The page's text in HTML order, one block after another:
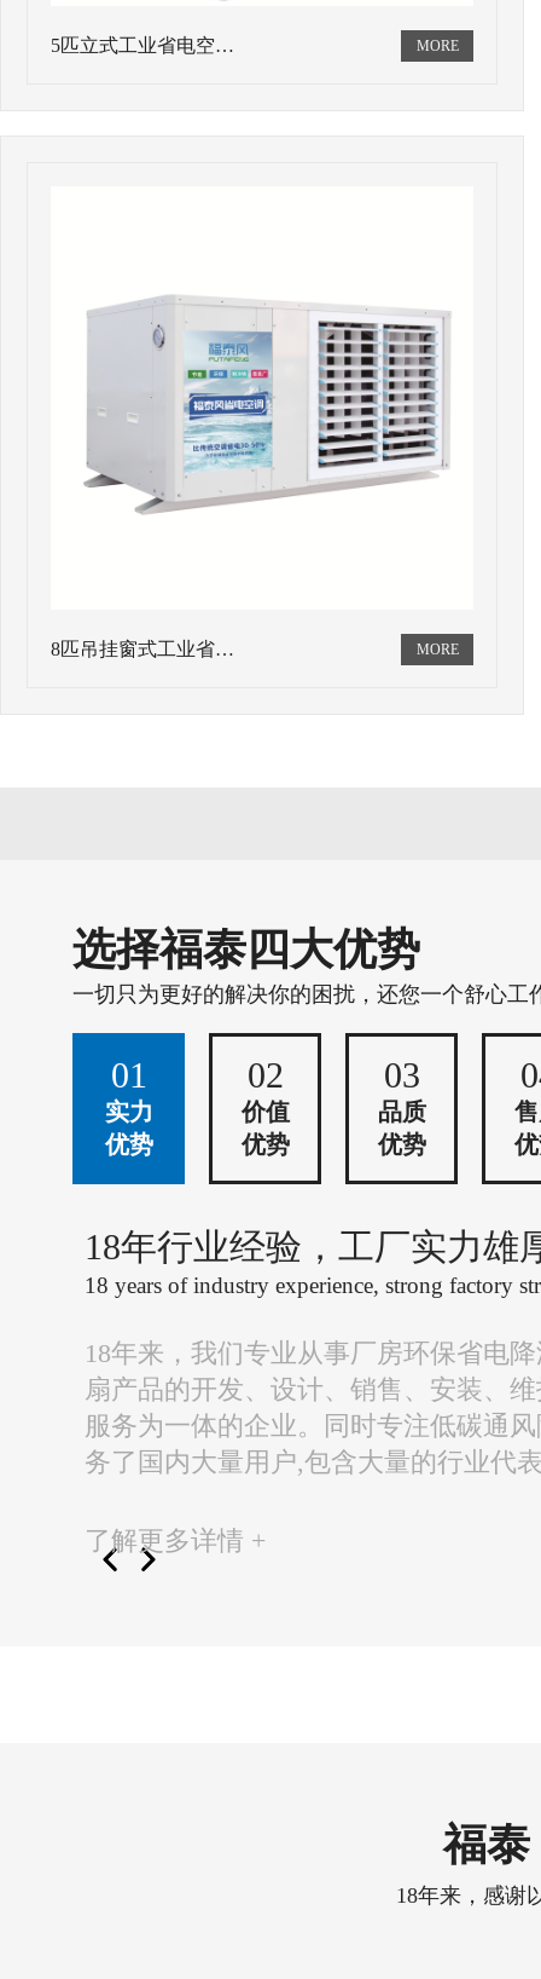
5匹立式工业省电空…
8匹吊挂窗式工业省…
选择福泰四大优势
一切只为更好的解决你的困扰，还您一个舒心工
01
实力
优势
02
价值
优势
03
品质
优势
18年行业经验，工厂实力雄
18 years of industry experience, strong factory
18年来，我们专业从事厂房环保省电
扇产品的开发、设计、销售、安装、
服务为一体的企业。同时专注低碳通
务了国内大量用户,包含大量的行业代
了解更多详情 +
福泰
18年来，感谢